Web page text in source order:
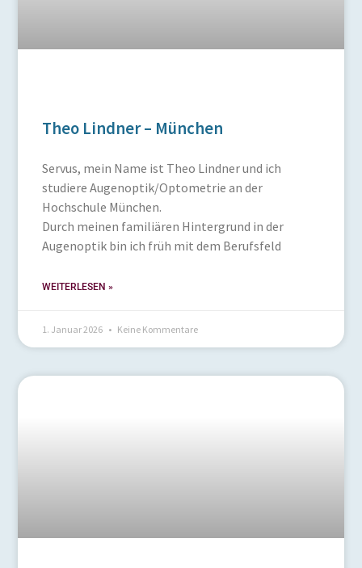
Theo Lindner – München
Servus, mein Name ist Theo Lindner und ich
studiere Augenoptik/Optometrie an der
Hochschule München.
Durch meinen familiären Hintergrund in der
Augenoptik bin ich früh mit dem Berufsfeld
WEITERLESEN »
1. Januar 2026 Keine Kommentare